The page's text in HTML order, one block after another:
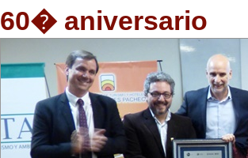
60� aniversario